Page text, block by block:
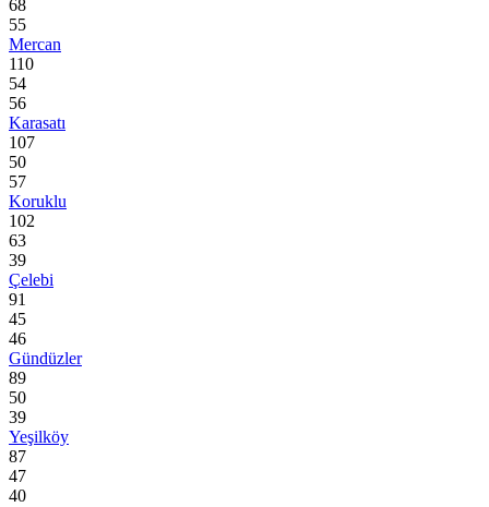
68
55
Mercan
110
54
56
Karasatı
107
50
57
Koruklu
102
63
39
Çelebi
91
45
46
Gündüzler
89
50
39
Yeşilköy
87
47
40